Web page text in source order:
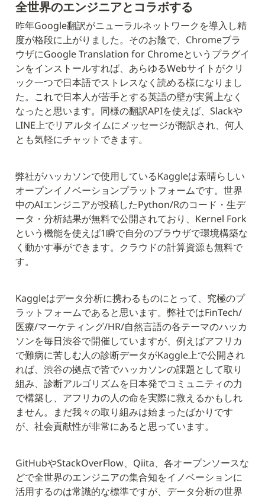
全世界のエンジニアとコラボする
昨年Google翻訳がニューラルネットワークを導入し精
度が格段に上がりました。そのお陰で、Chromeブラ
ウザにGoogle Translation for Chromeというプラグイ
ンをインストールすれば、あらゆるWebサイトがクリ
ック一つで日本語でストレスなく読める様になりまし
た。これで日本人が苦手とする英語の壁が実質上なく
なったと思います。同様の翻訳APIを使えば、Slackや
LINE上でリアルタイムにメッセージが翻訳され、何人
とも気軽にチャットできます。
弊社がハッカソンで使用しているKaggleは素晴らしい
オープンイノベーションプラットフォームです。世界
中のAIエンジニアが投稿したPython/Rのコード・生デ
ータ・分析結果が無料で公開されており、Kernel Fork
という機能を使えば1瞬で自分のブラウザで環境構築な
く動かす事ができます。クラウドの計算資源も無料で
す。
Kaggleはデータ分析に携わるものにとって、究極のプ
ラットフォームであると思います。弊社ではFinTech/
医療/マーケティング/HR/自然言語の各テーマのハッカ
ソンを毎日渋谷で開催していますが、例えばアフリカ
で難病に苦しむ人の診断データがKaggle上で公開され
れば、渋谷の拠点で皆でハッカソンの課題として取り
組み、診断アルゴリズムを日本発でコミュニティの力
で構築し、アフリカの人の命を実際に救えるかもしれ
ません。まだ我々の取り組みは始まったばかりです
が、社会貢献性が非常にあると思っています。
GitHubやStackOverFlow、Qiita、各オープンソースな
どで全世界のエンジニアの集合知をイノベーションに
活用するのは常識的な標準ですが、データ分析の世界